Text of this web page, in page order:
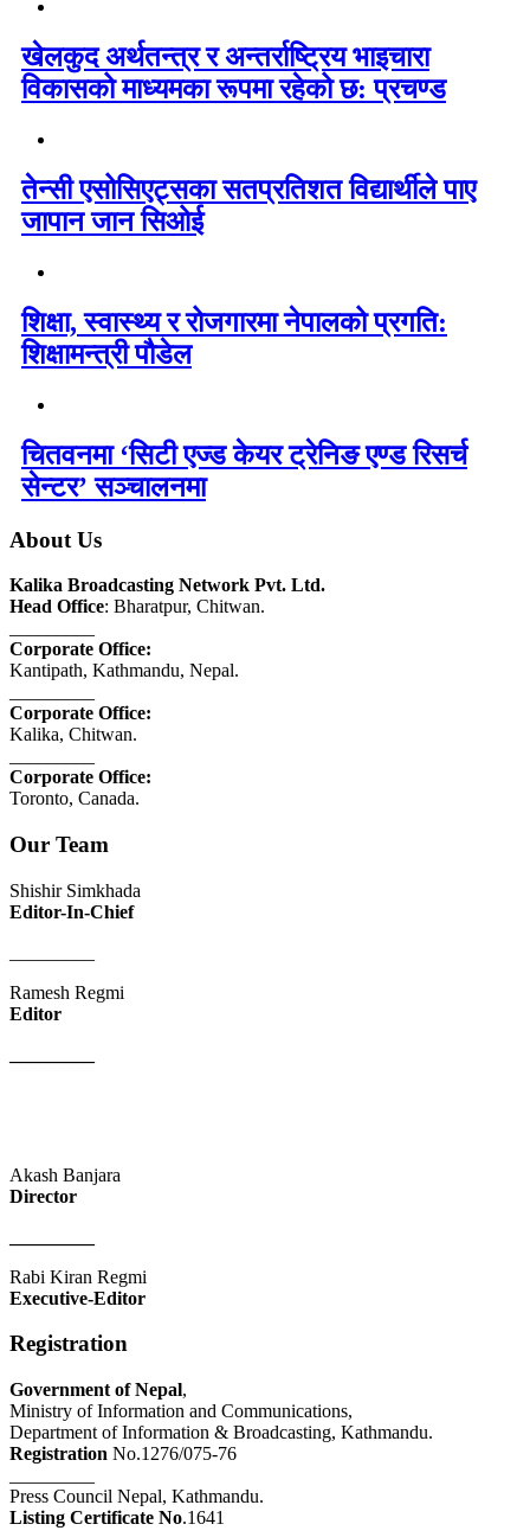
खेलकुद अर्थतन्त्र र अन्तर्राष्ट्रिय भाइचारा
विकासको माध्यमका रूपमा रहेको छ: प्रचण्ड
तेन्सी एसोसिएट्सका सतप्रतिशत विद्यार्थीले पाए
जापान जान सिओई
शिक्षा, स्वास्थ्य र रोजगारमा नेपालको प्रगति:
शिक्षामन्त्री पौडेल
चितवनमा ‘सिटी एज्ड केयर ट्रेनिङ एण्ड रिसर्च
सेन्टर’ सञ्चालनमा
About Us
Kalika Broadcasting Network Pvt. Ltd.
Head Office: Bharatpur, Chitwan.
Corporate Office:
Kantipath, Kathmandu, Nepal.
Corporate Office:
Kalika, Chitwan.
Corporate Office:
Toronto, Canada.
Our Team
Shishir Simkhada
Editor-In-Chief
Ramesh Regmi
Editor
Akash Banjara
Director
Rabi Kiran Regmi
Executive-Editor
Registration
Government of Nepal,
Ministry of Information and Communications,
Department of Information & Broadcasting, Kathmandu.
Registration No.1276/075-76
Press Council Nepal, Kathmandu.
Listing Certificate No.1641